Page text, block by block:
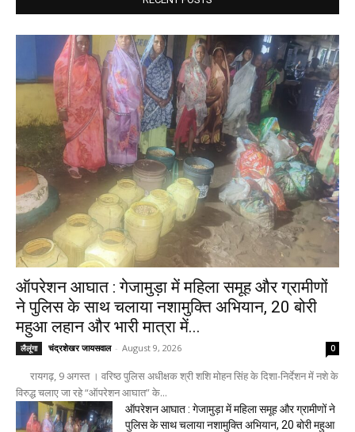
ऑपरेशन आघात : गेजामुड़ा में महिला समूह और ग्रामीणों
ने पुलिस के साथ चलाया नशामुक्ति अभियान, 20 बोरी
महुआ लहान और भारी मात्रा में...
लैलूंगा चंद्रशेखर जायसवाल - August 9, 2026 0
रायगढ़, 9 अगस्त । वरिष्ठ पुलिस अधीक्षक श्री शशि मोहन सिंह के दिशा-निर्देशन में नशे के
विरुद्ध चलाए जा रहे “ऑपरेशन आघात” के...
ऑपरेशन आघात : गेजामुड़ा में महिला समूह और ग्रामीणों ने
पुलिस के साथ चलाया नशामुक्ति अभियान, 20 बोरी महुआ